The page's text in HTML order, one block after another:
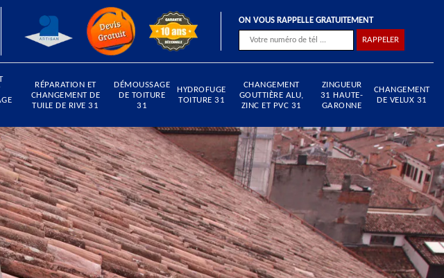
ON VOUS RAPPELLE GRATUITEMENT
RÉPARATION ET
CHANGEMENT DE
TUILE DE RIVE 31
DÉMOUSSAGE
DE TOITURE
31
HYDROFUGE
TOITURE 31
CHANGEMENT
GOUTTIÈRE ALU,
ZINC ET PVC 31
ZINGUEUR
31 HAUTE-
GARONNE
CHANGEMENT
DE VELUX 31